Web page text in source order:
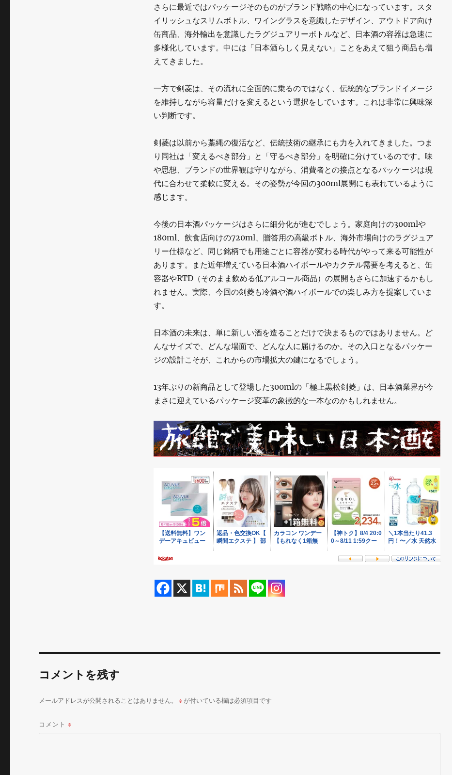
さらに最近ではパッケージそのものがブランド戦略の中心になっています。スタ
イリッシュなスリムボトル、ワイングラスを意識したデザイン、アウトドア向け
缶商品、海外輸出を意識したラグジュアリーボトルなど、日本酒の容器は急速に
多様化しています。中には「日本酒らしく見えない」ことをあえて狙う商品も増
えてきました。
一方で剣菱は、その流れに全面的に乗るのではなく、伝統的なブランドイメージ
を維持しながら容量だけを変えるという選択をしています。これは非常に興味深
い判断です。
剣菱は以前から藁縄の復活など、伝統技術の継承にも力を入れてきました。つま
り同社は「変えるべき部分」と「守るべき部分」を明確に分けているのです。味
や思想、ブランドの世界観は守りながら、消費者との接点となるパッケージは現
代に合わせて柔軟に変える。その姿勢が今回の300ml展開にも表れているように
感じます。
今後の日本酒パッケージはさらに細分化が進むでしょう。家庭向けの300mlや
180ml、飲食店向けの720ml、贈答用の高級ボトル、海外市場向けのラグジュア
リー仕様など、同じ銘柄でも用途ごとに容器が変わる時代がやって来る可能性が
あります。また近年増えている日本酒ハイボールやカクテル需要を考えると、缶
容器やRTD（そのまま飲める低アルコール商品）の展開もさらに加速するかもし
れません。実際、今回の剣菱も冷酒や酒ハイボールでの楽しみ方を提案していま
す。
日本酒の未来は、単に新しい酒を造ることだけで決まるものではありません。ど
んなサイズで、どんな場面で、どんな人に届けるのか。その入口となるパッケー
ジの設計こそが、これからの市場拡大の鍵になるでしょう。
13年ぶりの新商品として登場した300mlの「極上黒松剣菱」は、日本酒業界が今
まさに迎えているパッケージ変革の象徴的な一本なのかもしれません。
コメントを残す
メールアドレスが公開されることはありません。 ※が付いている欄は必須項目です
コメント※